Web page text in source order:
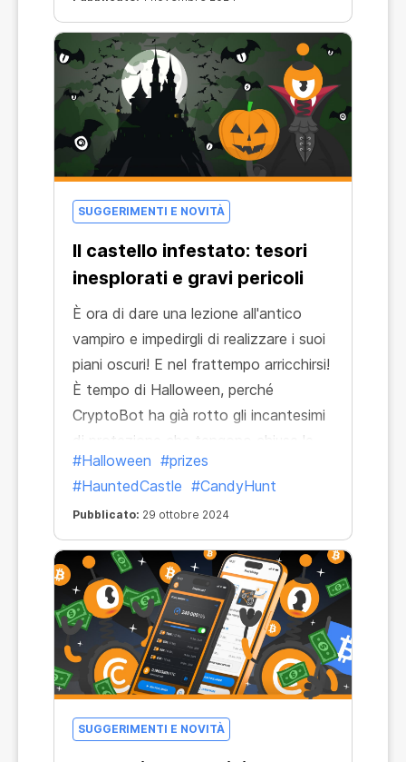
SUGGERIMENTI E NOVITÀ
Il castello infestato: tesori
inesplorati e gravi pericoli
È ora di dare una lezione all'antico
vampiro e impedirgli di realizzare i suoi
piani oscuri! E nel frattempo arricchirsi!
È tempo di Halloween, perché
CryptoBot ha già rotto gli incantesimi
di protezione che tengono chiuse le
porte dell'oscuro castello. Che la
caccia alle caramelle abbia inizio!
#Halloween #prizes
#HauntedCastle #CandyHunt
Pubblicato: 29 ottobre 2024
SUGGERIMENTI E NOVITÀ